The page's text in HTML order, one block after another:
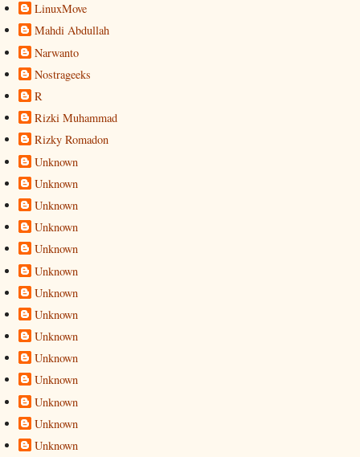
LinuxMove
Mahdi Abdullah
Narwanto
Nostrageeks
R
Rizki Muhammad
Rizky Romadon
Unknown
Unknown
Unknown
Unknown
Unknown
Unknown
Unknown
Unknown
Unknown
Unknown
Unknown
Unknown
Unknown
Unknown